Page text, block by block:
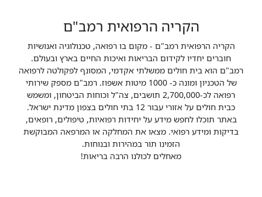
הקריה הרפואית רמב"ם
הקריה הרפואית רמב"ם - מקום בו רפואה, טכנולוגיה ואנושיות
חוברים יחדיו לקידום הבריאות ואיכות החיים בארץ ובעולם.
רמב"ם הוא בית חולים ממשלתי אקדמי, המסונף לפקולטה לרפואה
של הטכניון ומונה כ- 1000 מיטות אשפוז. רמב"ם מספק שירותי
רפואה לכ-2,700,000 תושבים, צה"ל וכוחות הביטחון, ומשמש
כבית חולים על אזורי עבור 12 בתי חולים בצפון מדינת ישראל.
באתר תוכלו לחפש מידע על יחידות רפואיות, טיפולים, רופאים,
בדיקות ומידע רפואי. מצאו את המחלקה או המרפאה המבוקשת
הזמינו תור במהירות ובנוחות.
מאחלים לכולנו הרבה בריאות!